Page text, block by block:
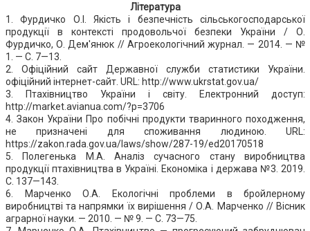
Література
1. Фурдичко О.І. Якість і безпечність сільськогосподарської
продукції в контексті продовольчої безпеки України / О.
Фурдичко, О. Дем'янюк // Агроекологічний журнал. — 2014. — №
1. — С. 7—13.
2. Офіційний сайт Державної служби статистики України.
офіційний інтернет-сайт. URL: http://www.ukrstat.gov.ua/
3. Птахівництво України і cвіту. Електронний доступ:
http://market.avianua.com/?p=3706
4. Закон України Про побічні продукти тваринного походження,
не призначені для споживання людиною. URL:
https://zakon.rada.gov.ua/laws/show/287-19/ed20170518
5. Полегенька М.А. Аналіз сучасного стану виробництва
продукції птахівництва в Україні. Економіка і держава №3. 2019.
С. 137—143.
6. Марченко О.А. Екологічні проблеми в бройлерному
виробництві та напрямки їх вирішення / О.А. Марченко // Вісник
аграрної науки. — 2010. — № 9. — С. 73—75.